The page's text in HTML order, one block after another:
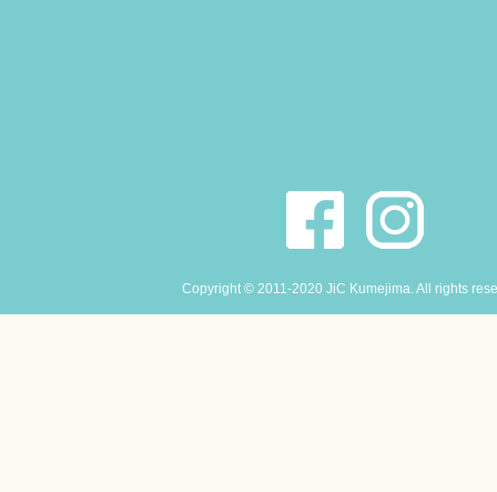
Copyright © 2011-2020 JiC Kumejima. All rights